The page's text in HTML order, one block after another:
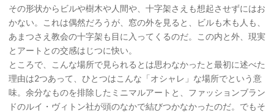
その形状からビルや樹木や人間や、十字架さえも想起させずにはお
かない。これは偶然だろうが、窓の外を見ると、ビルも木も人も、
あまつさえ教会の十字架も目に入ってくるのだ。この内と外、現実
とアートとの交感はじつに快い。
ところで、こんな場所で見られるとは思わなかったと最初に述べた
理由は2つあって、ひとつはこんな「オシャレ」な場所でという意
味。余分なものを排除したミニマルアートと、ファッションブラン
ドのルイ・ヴィトン社が頭のなかで結びつかなかったのだ。でもそ